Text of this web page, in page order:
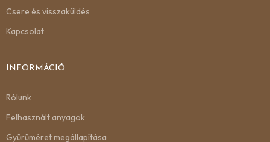
Csere és visszaküldés
Kapcsolat
INFORMÁCIÓ
Rólunk
Felhasznált anyagok
Gyűrűméret megállapítása